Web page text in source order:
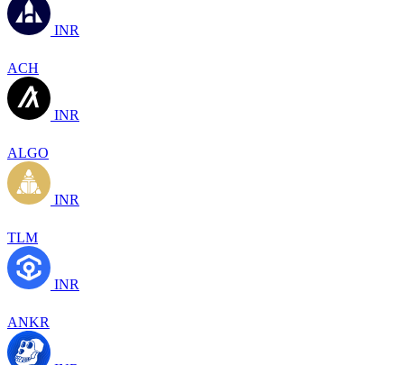
INR
ACH
INR
ALGO
INR
TLM
INR
ANKR